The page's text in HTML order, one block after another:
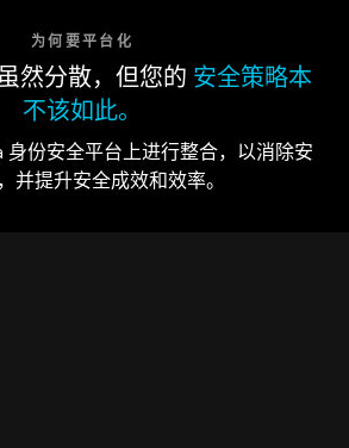
为何要平台化
然分散，但您的 安全策略本
不该如此。
身份安全平台上进行整合，以消除安
并提升安全成效和效率。